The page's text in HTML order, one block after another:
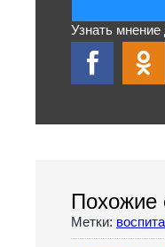
Узнать мнение
Похожие
Метки: